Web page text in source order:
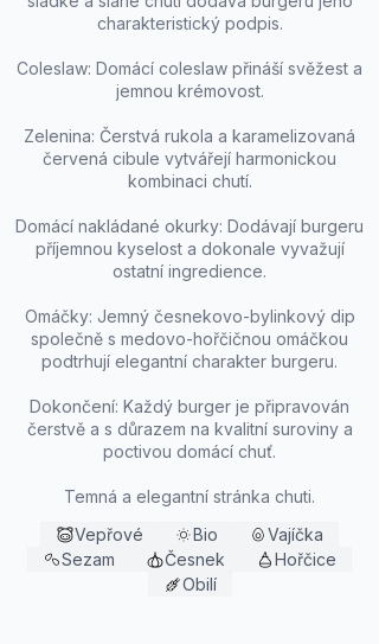
charakteristický podpis.
Coleslaw: Domácí coleslaw přináší svěžest a
jemnou krémovost.
Zelenina: Čerstvá rukola a karamelizovaná
červená cibule vytvářejí harmonickou
kombinaci chutí.
Domácí nakládané okurky: Dodávají burgeru
příjemnou kyselost a dokonale vyvažují
ostatní ingredience.
Omáčky: Jemný česnekovo-bylinkový dip
společně s medovo-hořčičnou omáčkou
podtrhují elegantní charakter burgeru.
Dokončení: Každý burger je připravován
čerstvě a s důrazem na kvalitní suroviny a
poctivou domácí chuť.
Temná a elegantní stránka chuti.
Vepřové Bio
Vajíčka
Sezam
Česnek
Hořčice
Obilí